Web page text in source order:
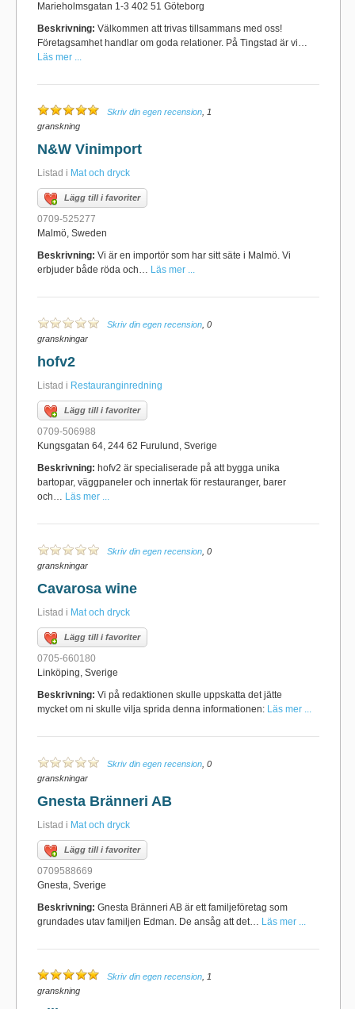
Marieholmsgatan 1-3 402 51 Göteborg
Beskrivning: Välkommen att trivas tillsammans med oss!
Företagsamhet handlar om goda relationer. På Tingstad är vi…
Läs mer ...
Skriv din egen recension , 1
granskning
N&W Vinimport
Listad i Mat och dryck
Lägg till i favoriter
0709-525277
Malmö, Sweden
Beskrivning: Vi är en importör som har sitt säte i Malmö. Vi
erbjuder både röda och… Läs mer ...
Skriv din egen recension , 0
granskningar
hofv2
Listad i Restauranginredning
Lägg till i favoriter
0709-506988
Kungsgatan 64, 244 62 Furulund, Sverige
Beskrivning: hofv2 är specialiserade på att bygga unika
bartopar, väggpaneler och innertak för restauranger, barer
och… Läs mer ...
Skriv din egen recension , 0
granskningar
Cavarosa wine
Listad i Mat och dryck
Lägg till i favoriter
0705-660180
Linköping, Sverige
Beskrivning: Vi på redaktionen skulle uppskatta det jätte
mycket om ni skulle vilja sprida denna informationen: Läs mer ...
Skriv din egen recension , 0
granskningar
Gnesta Bränneri AB
Listad i Mat och dryck
Lägg till i favoriter
0709588669
Gnesta, Sverige
Beskrivning: Gnesta Bränneri AB är ett familjeföretag som
grundades utav familjen Edman. De ansåg att det… Läs mer ...
Skriv din egen recension , 1
granskning